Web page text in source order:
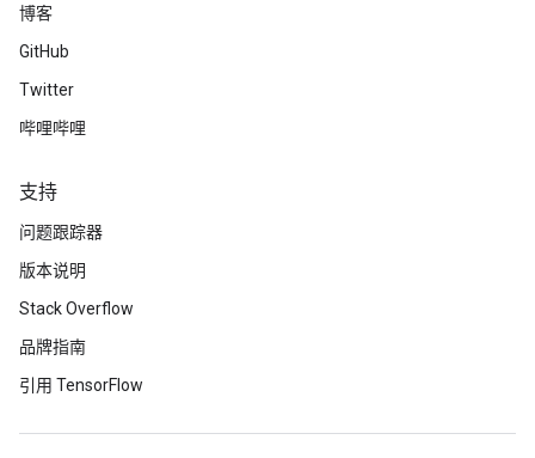
博客
GitHub
Twitter
哔哩哔哩
支持
问题跟踪器
版本说明
Stack Overflow
品牌指南
引用 TensorFlow